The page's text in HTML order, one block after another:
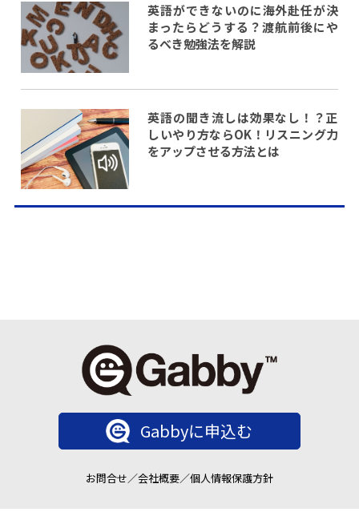
英語ができないのに海外赴任が決
まったらどうする？渡航前後にや
るべき勉強法を解説
英語の聞き流しは効果なし！？正
しいやり方ならOK！リスニング力
をアップさせる方法とは
Gabbyに申込む
お問合せ／会社概要／個人情報保護方針